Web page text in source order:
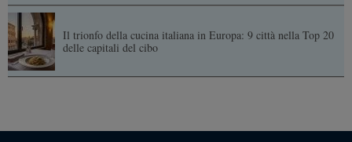
Il trionfo della cucina italiana in Europa: 9 città nella Top 20
delle capitali del cibo